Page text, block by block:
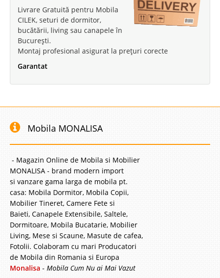
Livrare Gratuită pentru Mobila
CILEK, seturi de dormitor,
bucătării, living sau canapele în
București.
Montaj profesional asigurat la prețuri corecte
Garantat
Mobila MONALISA
- Magazin Online de Mobila si Mobilier
MONALISA - brand modern import
si vanzare gama larga de mobila pt.
casa: Mobila Dormitor, Mobila Copii,
Mobilier Tineret, Camere Fete si
Baieti, Canapele Extensibile, Saltele,
Dormitoare, Mobila Bucatarie, Mobilier
Living, Mese si Scaune, Masute de cafea,
Fotolii. Colaboram cu mari Producatori
de Mobila din Romania si Europa
Monalisa - Mobila Cum Nu ai Mai Vazut